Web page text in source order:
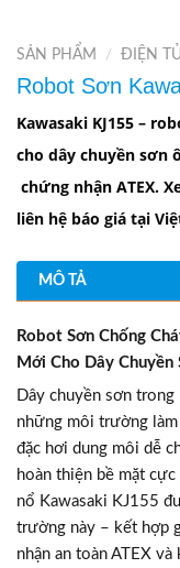
SẢN PHẨM / ĐIỆN
Robot Sơn
Kawasaki KJ155 –
cho dây chuyền sơn ô
chứng nhận ATEX.
liên hệ báo giá tại Việ
MÔ TẢ
Robot Sơn Chống
Mới Cho Dây Chuyền
Dây chuyền sơn
những môi trường
đặc hơi dung môi dễ
hoàn thiện bề mặt
nổ Kawasaki KJ155
trường này – kết hợp
nhận an toàn ATEX